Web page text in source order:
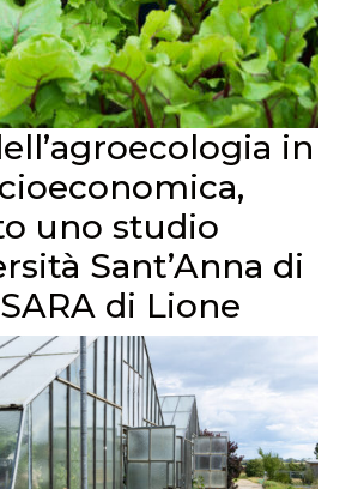
in
uno studio
Sant’Anna di
di Lione